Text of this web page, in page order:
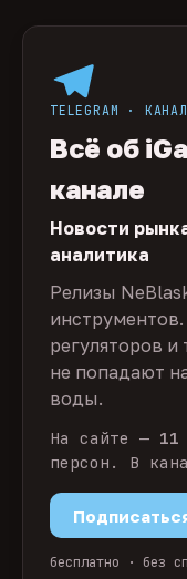
TELEGRAM ·
Всё об
канале
Новости
аналитика
Релизы
регуляторов
не попадают
воды.
На сайте — 11
персон. В
бесплатно · без